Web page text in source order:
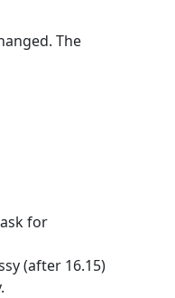
The
for
(after 16.15)